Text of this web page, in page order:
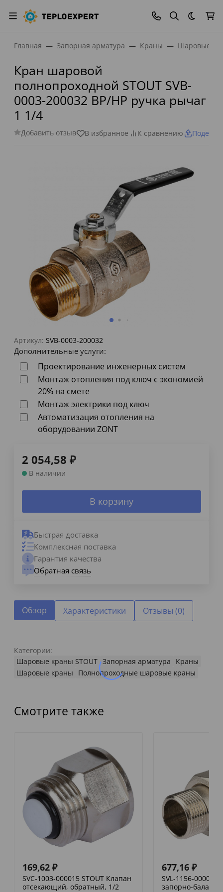
Темная
Главная Запорная арматура Краны Шаровые
Кран шаровой
полнопроходной STOUT SVB-
0003-200032 ВР/НР ручка рычаг
1 1/4
Добавить отзыв В избранное К сравнению
Артикул: SVB-0003-200032
Дополнительные услуги:
Проектирование инженерных систем
Монтаж отопления под ключ с экономией
20% на смете
Монтаж электрики под ключ
Автоматизация отопления на
оборудовании ZONT
2 054,58 ₽
В наличии
В корзину
Быстрая доставка
Комплексная поставка
Гарантия качества
Обратная связь
Обзор Характеристики Отзывы (0)
Категории:
Шаровые краны STOUT Запорная арматура
Краны
Шаровые краны
Полнопроходные шаровые краны
Смотрите также
169,62 ₽
SVC-1003-000015 STOUT Клапан
отсекающий, обратный, 1/2
677,16 ₽
SVL-1156-000020
запорно-